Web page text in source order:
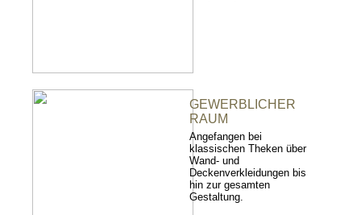
GEWERBLICHER
RAUM
Angefangen bei
klassischen Theken über
Wand- und
Deckenverkleidungen bis
hin zur gesamten
Gestaltung.